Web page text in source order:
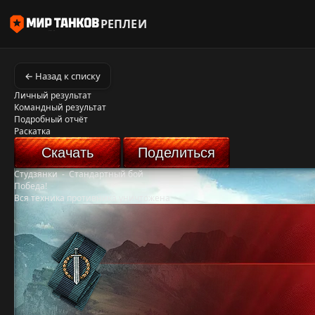
РЕПЛЕИ
← Назад к списку
Личный результат
Командный результат
Подробный отчёт
Раскатка
Скачать Поделиться
Студзянки-Стандартный бой
Победа!
Вся техника противника уничтожена